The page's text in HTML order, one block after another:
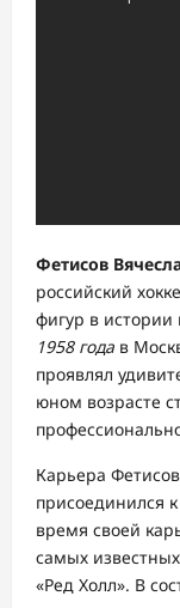
Фетисов
российский
фигур в истории
1958 года в
проявлял
юном возрасте
Карьера
присоединился
время своей
самых
«Ред Холл». В